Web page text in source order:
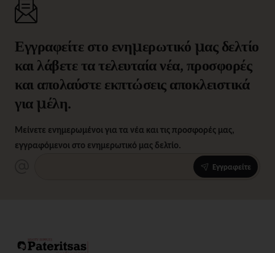
Εγγραφείτε στο ενημερωτικό μας δελτίο
και λάβετε τα τελευταία νέα, προσφορές
και απολαύστε εκπτώσεις αποκλειστικά
για μέλη.
Μείνετε ενημερωμένοι για τα νέα και τις προσφορές μας,
εγγραφόμενοι στο ενημερωτικό μας δελτίο.
Εγγραφείτε